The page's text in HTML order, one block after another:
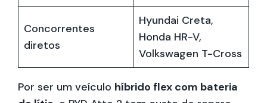
Concorrentes
diretos
Hyundai Creta,
Honda HR-V,
Volkswagen T-Cross
Por ser um veículo híbrido flex com bateria